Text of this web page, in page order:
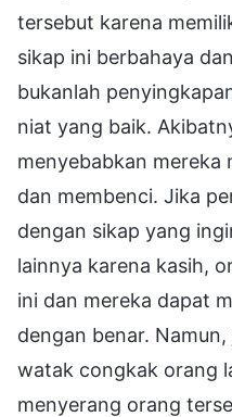
tersebut karena
sikap ini berbahaya
bukanlah
niat yang baik.
menyebabkan mereka
dan membenci. Jika
dengan sikap yang
lainnya karena kasih,
ini dan mereka dapat
dengan benar.
watak congkak orang
menyerang orang